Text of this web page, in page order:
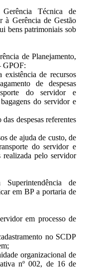
Técnica de
à Gerência de Gestão
bens patrimoniais sob
de Planejamento,
GPOF:
de recursos
de despesas
do servidor e
do servidor e
despesas referentes
de ajuda de custo, de
do servidor e
realizada pelo servidor
de
em BP a portaria de
em processo de
no SCDP
organizacional de
nº 002, de 16 de